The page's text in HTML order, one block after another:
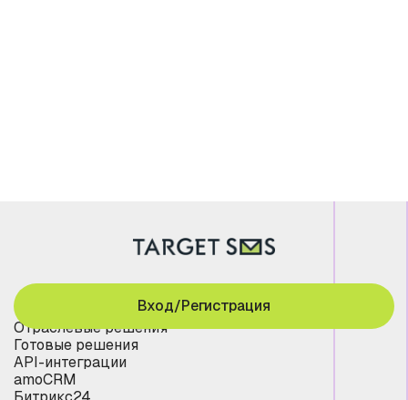
Отраслевые решения
Готовые решения
API-интеграции
amoCRM
Вход/Регистрация